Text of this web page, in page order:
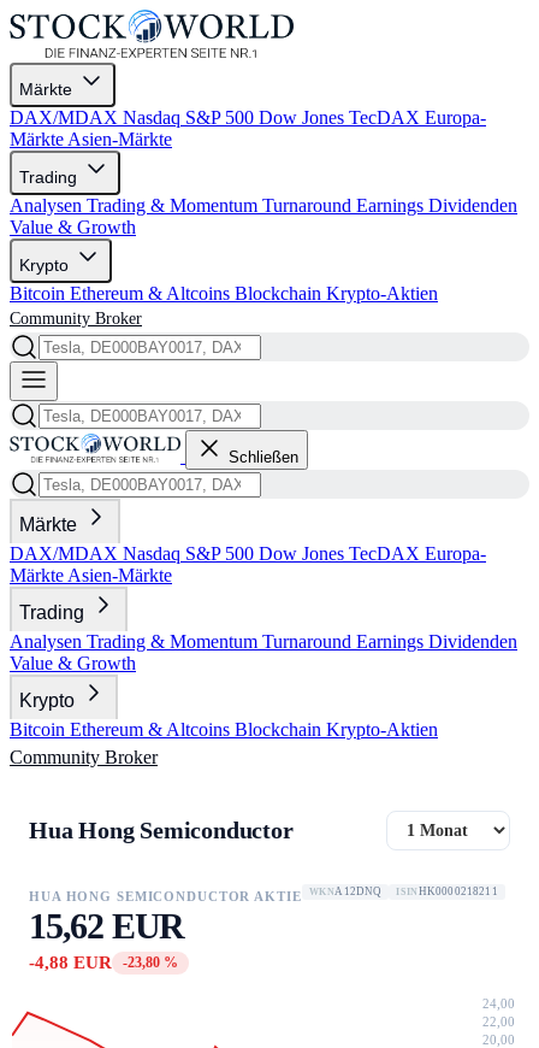
Märkte
DAX/MDAX Nasdaq S&P 500 Dow Jones TecDAX Europa-
Märkte Asien-Märkte
Trading
Analysen Trading & Momentum Turnaround Earnings Dividenden
Value & Growth
Krypto
Bitcoin Ethereum & Altcoins Blockchain Krypto-Aktien
Community Broker
Schließen
Märkte
DAX/MDAX Nasdaq S&P 500 Dow Jones TecDAX Europa-
Märkte Asien-Märkte
Trading
Analysen Trading & Momentum Turnaround Earnings Dividenden
Value & Growth
Krypto
Bitcoin Ethereum & Altcoins Blockchain Krypto-Aktien
Community Broker
Hua Hong Semiconductor
HUA HONG SEMICONDUCTOR AKTIE WKNA12DNQ ISIN HK0000218211
15,62 EUR
-4,88 EUR -23,80 %
24,00
22,00
20,00